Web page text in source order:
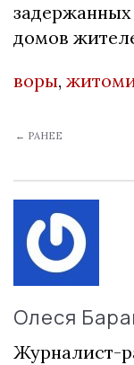
задержанных
домов
воры,
← РАНЕЕ
Олеся
Журналист-